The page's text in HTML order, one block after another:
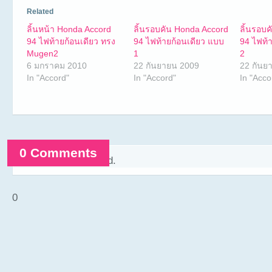
Related
ลิ้นหน้า Honda Accord
94 ไฟท้ายก้อนเดียว ทรง
Mugen2
6 มกราคม 2010
In "Accord"
ลิ้นรอบคัน Honda Accord
94 ไฟท้ายก้อนเดียว แบบ
1
22 กันยายน 2009
In "Accord"
ลิ้นรอบ
94 ไฟท้
2
22 กันย
In
0 Comments
Comments are closed.
0